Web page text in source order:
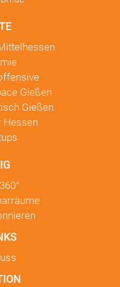
Gießen
Gießen
Hessen
360°